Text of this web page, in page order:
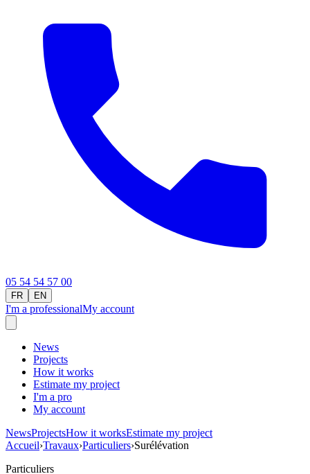
05 54 54 57 00
FR EN
I'm a professionalMy account
News
Projects
How it works
Estimate my project
I'm a pro
My account
NewsProjectsHow it worksEstimate my project
Accueil›Travaux›Particuliers›Surélévation
Particuliers